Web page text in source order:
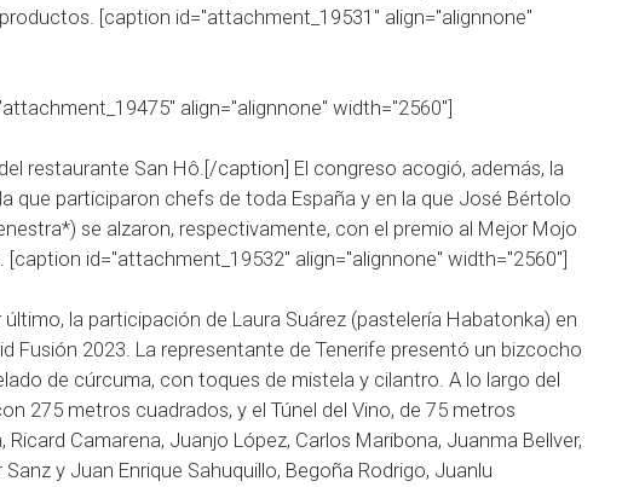
[caption id="attachment_19531" align="alignnone"
align="alignnone" width="2560"]
restaurante San Hô.[/caption] El congreso acogió, además, la
participaron chefs de toda España y en la que José Bértolo
se alzaron, respectivamente, con el premio al Mejor Mojo
id="attachment_19532" align="alignnone" width="2560"]
la participación de Laura Suárez (pastelería Habatonka) en
Fusión 2023. La representante de Tenerife presentó un bizcocho
de cúrcuma, con toques de mistela y cilantro. A lo largo del
275 metros cuadrados, y el Túnel del Vino, de 75 metros
Camarena, Juanjo López, Carlos Maribona, Juanma Bellver,
y Juan Enrique Sahuquillo, Begoña Rodrigo, Juanlu